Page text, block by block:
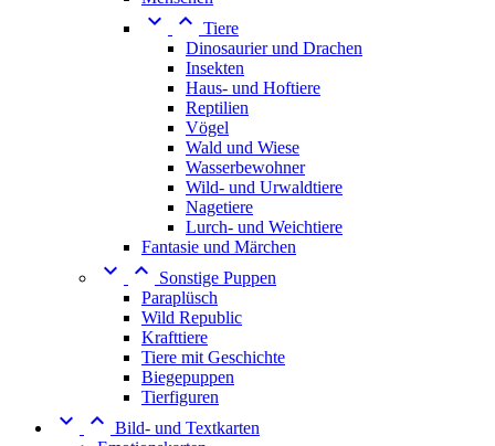
  Tiere
Dinosaurier und Drachen
Insekten
Haus- und Hoftiere
Reptilien
Vögel
Wald und Wiese
Wasserbewohner
Wild- und Urwaldtiere
Nagetiere
Lurch- und Weichtiere
Fantasie und Märchen
 
Sonstige Puppen
Paraplüsch
Wild Republic
Krafttiere
Tiere mit Geschichte
Biegepuppen
Tierfiguren
  Bild- und Textkarten